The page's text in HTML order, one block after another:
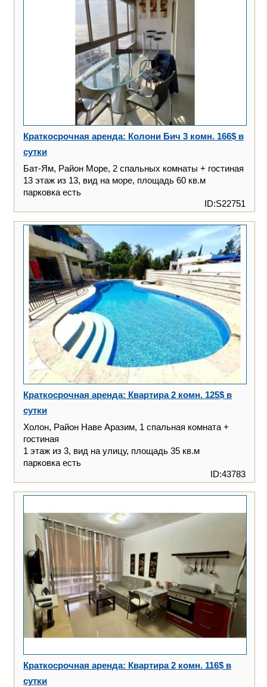
Краткосрочная аренда: Колони Бич 3 комн. 166$ в
сутки
Бат-Ям, Район Море, 2 спальных комнаты + гостиная
13 этаж из 13, вид на море, площадь 60 кв.м
парковка есть
ID:S22751
Краткосрочная аренда: Квартира 2 комн. 125$ в
сутки
Холон, Район Наве Аразим, 1 спальная комната +
гостиная
1 этаж из 3, вид на улицу, площадь 35 кв.м
парковка есть
ID:43783
Краткосрочная аренда: Квартира 2 комн. 116$ в
сутки